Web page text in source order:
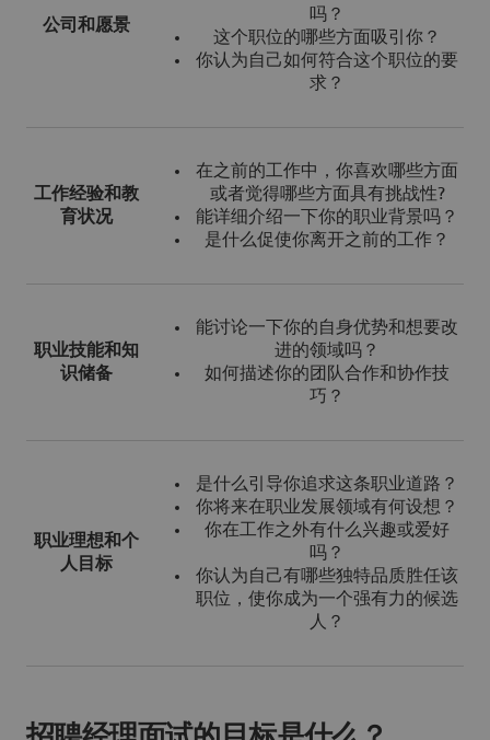
公司和愿景
吗？
这个职位的哪些方面吸引你？
你认为自己如何符合这个职位的要
求？
工作经验和教
育状况
在之前的工作中，你喜欢哪些方面
或者觉得哪些方面具有挑战性?
能详细介绍一下你的职业背景吗？
是什么促使你离开之前的工作？
职业技能和知
识储备
能讨论一下你的自身优势和想要改
进的领域吗？
如何描述你的团队合作和协作技
巧？
职业理想和个
人目标
是什么引导你追求这条职业道路？
你将来在职业发展领域有何设想？
你在工作之外有什么兴趣或爱好
吗？
你认为自己有哪些独特品质胜任该
职位，使你成为一个强有力的候选
人？